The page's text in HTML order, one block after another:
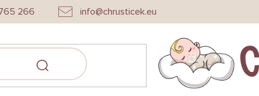
266 info@chrusticek.eu
KERESÉS